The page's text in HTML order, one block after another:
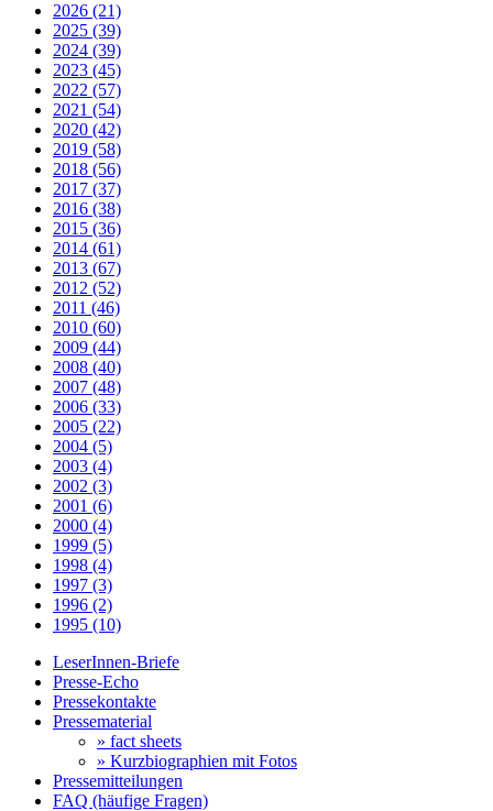
2026 (21)
2025 (39)
2024 (39)
2023 (45)
2022 (57)
2021 (54)
2020 (42)
2019 (58)
2018 (56)
2017 (37)
2016 (38)
2015 (36)
2014 (61)
2013 (67)
2012 (52)
2011 (46)
2010 (60)
2009 (44)
2008 (40)
2007 (48)
2006 (33)
2005 (22)
2004 (5)
2003 (4)
2002 (3)
2001 (6)
2000 (4)
1999 (5)
1998 (4)
1997 (3)
1996 (2)
1995 (10)
LeserInnen-Briefe
Presse-Echo
Pressekontakte
Pressematerial
» fact sheets
» Kurzbiographien mit Fotos
Pressemitteilungen
FAQ (häufige Fragen)